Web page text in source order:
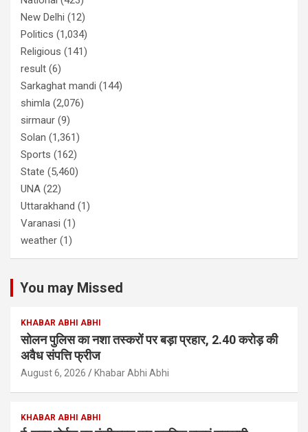
New Delhi (12)
Politics (1,034)
Religious (141)
result (6)
Sarkaghat mandi (144)
shimla (2,076)
sirmaur (9)
Solan (1,361)
Sports (162)
State (5,460)
UNA (22)
Uttarakhand (1)
Varanasi (1)
weather (1)
You may Missed
KHABAR ABHI ABHI
सोलन पुलिस का नशा तस्करों पर बड़ा प्रहार, 2.40 करोड़ की
अवैध संपत्ति फ्रीज
August 6, 2026 Khabar Abhi Abhi
KHABAR ABHI ABHI